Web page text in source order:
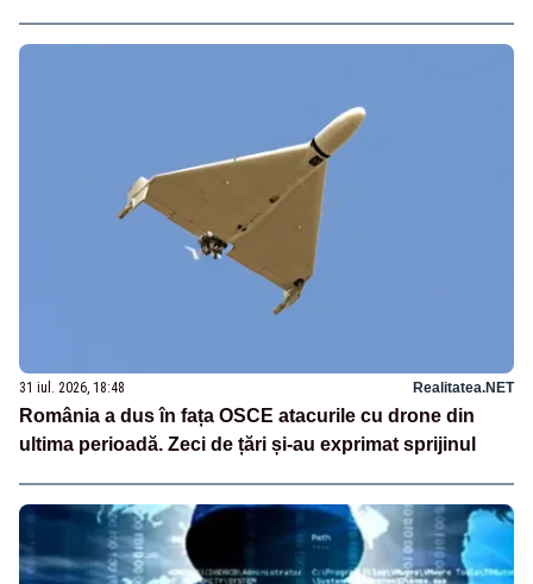
31 iul. 2026, 18:48 Realitatea.NET
România a dus în fața OSCE atacurile cu drone din
ultima perioadă. Zeci de țări și-au exprimat sprijinul